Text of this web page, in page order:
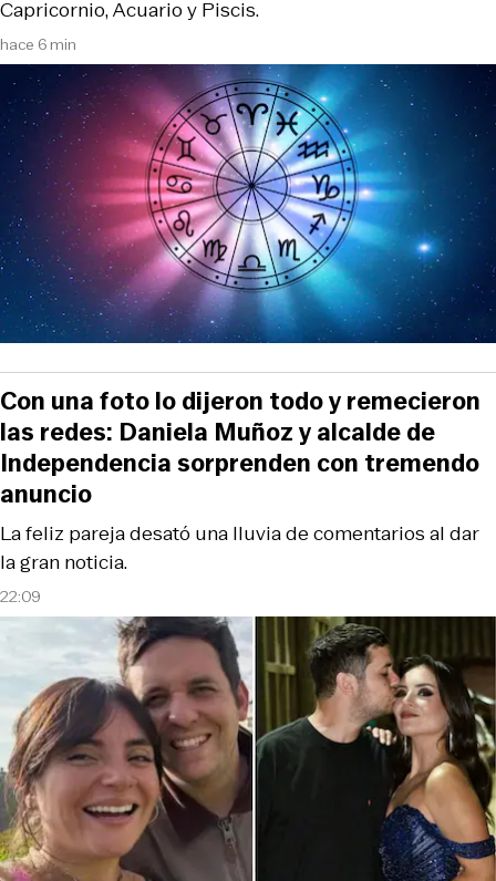
hace 6 min
Capricornio, Acuario y Piscis.
22:09
La feliz pareja desató una lluvia de comentarios al dar
la gran noticia.
Con una foto lo dijeron todo y remecieron
las redes: Daniela Muñoz y alcalde de
Independencia sorprenden con tremendo
anuncio